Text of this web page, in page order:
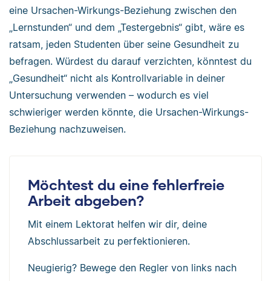
eine Ursachen-Wirkungs-Beziehung zwischen den
„Lernstunden“ und dem „Testergebnis“ gibt, wäre es
ratsam, jeden Studenten über seine Gesundheit zu
befragen. Würdest du darauf verzichten, könntest du
„Gesundheit“ nicht als Kontrollvariable in deiner
Untersuchung verwenden – wodurch es viel
schwieriger werden könnte, die Ursachen-Wirkungs-
Beziehung nachzuweisen.
Möchtest du eine fehlerfreie
Arbeit abgeben?
Mit einem Lektorat helfen wir dir, deine
Abschlussarbeit zu perfektionieren.
Neugierig? Bewege den Regler von links nach